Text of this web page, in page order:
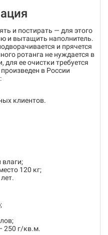
и постирать — для этого
и вытащить наполнитель.
и прячется
ротанга не нуждается в
ее очистки требуется
в России
клиентов.
влаги;
120 кг;
250 г/кв.м.